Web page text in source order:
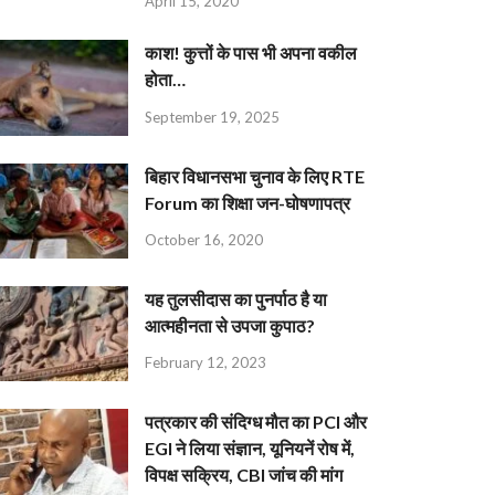
काश! कुत्तों के पास भी अपना वकील
होता…
September 19, 2025
बिहार विधानसभा चुनाव के लिए RTE
Forum का शिक्षा जन-घोषणापत्र
October 16, 2020
यह तुलसीदास का पुनर्पाठ है या
आत्महीनता से उपजा कुपाठ?
February 12, 2023
पत्रकार की संदिग्ध मौत का PCI और
EGI ने लिया संज्ञान, यूनियनें रोष में,
विपक्ष सक्रिय, CBI जांच की मांग